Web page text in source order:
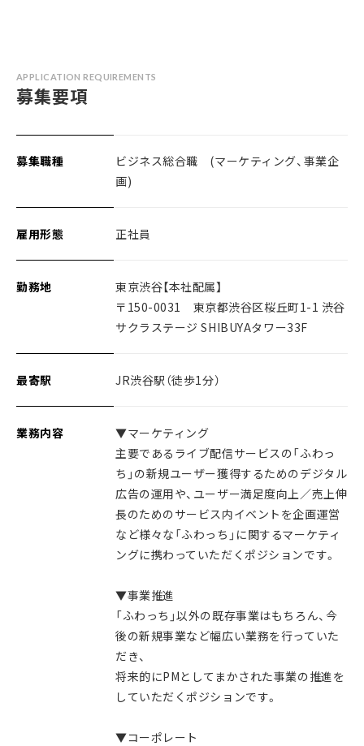
APPLICATION REQUIREMENTS
募集要項
募集職種
ビジネス総合職 (マーケティング、事業企
画)
雇用形態 正社員
勤務地
東京渋谷【本社配属】
〒150-0031 東京都渋谷区桜丘町1-1 渋谷
サクラステージ SHIBUYAタワー33F
最寄駅 JR渋谷駅（徒歩1分）
業務内容
▼マーケティング
主要であるライブ配信サービスの「ふわっ
ち」の新規ユーザー獲得するためのデジタル
広告の運用や、ユーザー満足度向上／売上伸
長のためのサービス内イベントを企画運営
など様々な「ふわっち」に関するマーケティ
ングに携わっていただくポジションです。
▼事業推進
「ふわっち」以外の既存事業はもちろん、今
後の新規事業など幅広い業務を行っていた
だき、
将来的にPMとしてまかされた事業の推進を
していただくポジションです。
▼コーポレート